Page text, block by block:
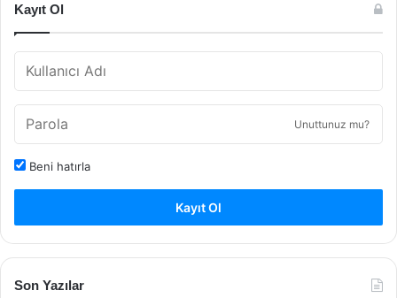
Kayıt Ol
Unuttunuz mu?
Beni hatırla
Kayıt Ol
Son Yazılar